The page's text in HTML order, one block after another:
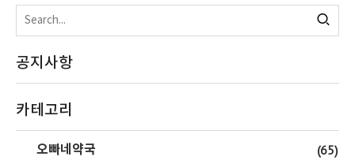
공지사항
카테고리
오빠네약국 (65)